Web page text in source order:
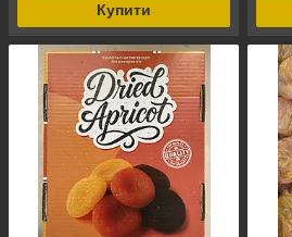
Купити